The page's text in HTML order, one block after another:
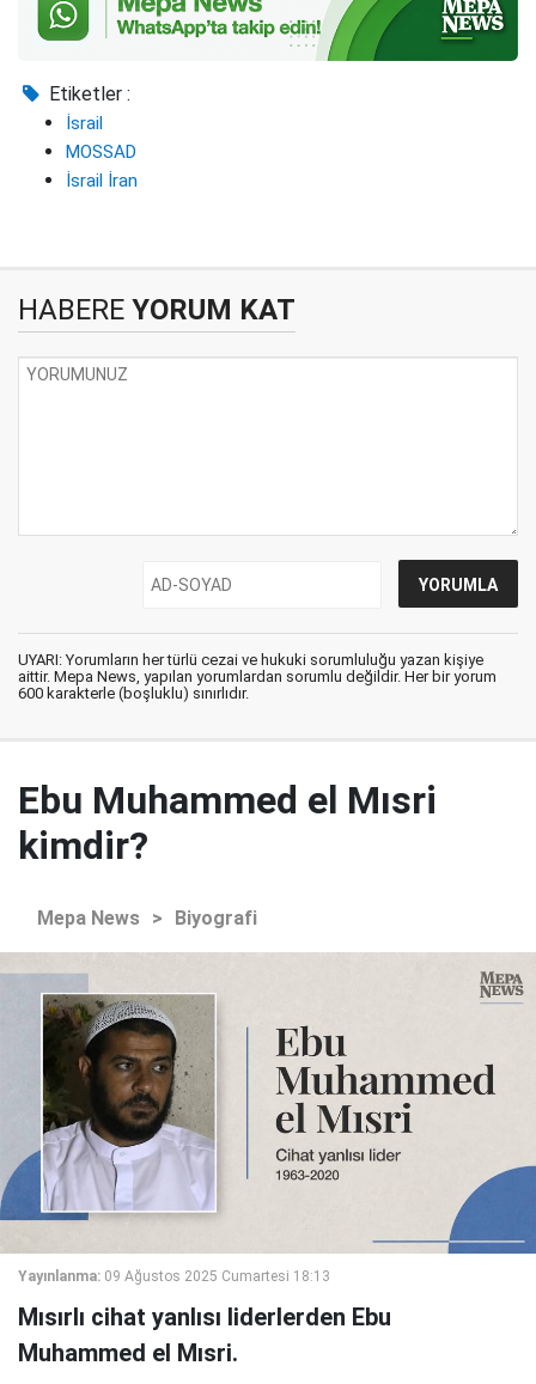
Etiketler :
İsrail
MOSSAD
İsrail İran
HABERE YORUM KAT
UYARI: Yorumların her türlü cezai ve hukuki sorumluluğu yazan kişiye
aittir. Mepa News, yapılan yorumlardan sorumlu değildir. Her bir yorum
600 karakterle (boşluklu) sınırlıdır.
Ebu Muhammed el Mısri
kimdir?
Mepa News > Biyografi
Yayınlanma: 09 Ağustos 2025 Cumartesi 18:13
Mısırlı cihat yanlısı liderlerden Ebu
Muhammed el Mısri.